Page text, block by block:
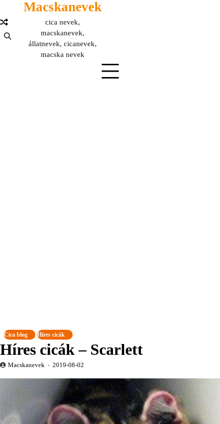
Macskanevek
cica nevek,
macskanevek,
állatnevek, cicanevek,
macska nevek
Cica blog Híres cicák
Híres cicák – Scarlett
Macskanevek 2019-08-02